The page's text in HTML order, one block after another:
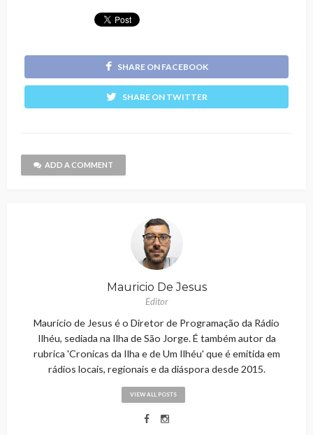
SHARE ON FACEBOOK
SHARE ON TWITTER
ADD A COMMENT
Mauricio De Jesus
Editor
Maurício de Jesus é o Diretor de Programação da Rádio
Ilhéu, sediada na Ilha de São Jorge. É também autor da
rubrica 'Cronicas da Ilha e de Um Ilhéu' que é emitida em
rádios locais, regionais e da diáspora desde 2015.
VIEW ALL POSTS